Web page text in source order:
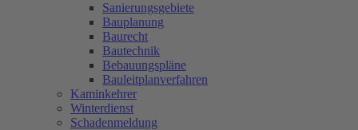
Sanierungsgebiete
Bauplanung
Baurecht
Bautechnik
Bebauungspläne
Bauleitplanverfahren
Kaminkehrer
Winterdienst
Schadenmeldung